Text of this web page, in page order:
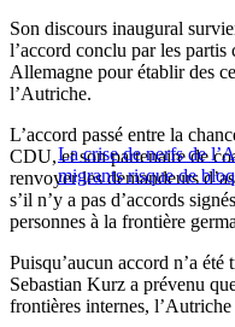
Son discours inaugural
l’accord conclu par les
Allemagne pour établir des
l’Autriche.
La crise de nerfs de
migrants risque de
L’accord passé entre la
CDU, et son partenaire de
renvoyer les demandeurs
s’il n’y a pas d’accords
personnes à la frontière
Puisqu’aucun accord n’a
Sebastian Kurz a prévenu
frontières internes, l’Autriche